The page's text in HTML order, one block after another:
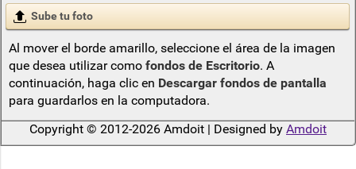
Sube tu foto
Al mover el borde amarillo, seleccione el área de la imagen
que desea utilizar como fondos de Escritorio. A
continuación, haga clic en Descargar fondos de pantalla
para guardarlos en la computadora.
Copyright © 2012-2026 Amdoit | Designed by Amdoit